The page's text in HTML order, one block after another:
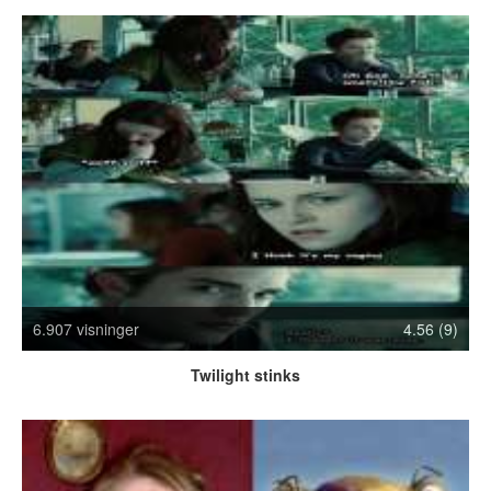
Crazy Stuff
Dyr
Facebook mm.
Illusioner
Kodak Moments
Memes
Mennesker
Nasty Shit!
Owned & Fail!
Rage Face
SMS & Autocorrect
Tattoos
Flest visninger
Mest delte
Mest omtalte
6.907 visninger 4.56 (9)
Twilight stinks